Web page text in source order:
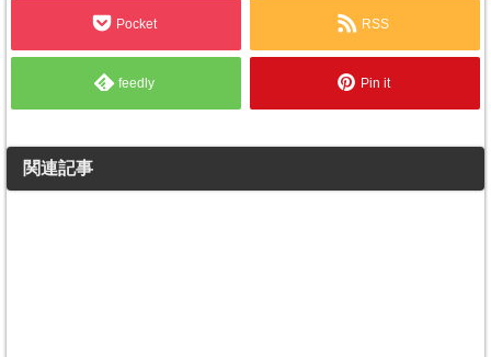
Pocket RSS
feedly Pin it
関連記事